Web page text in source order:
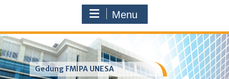
Menu
Gedung FMIPA UNESA